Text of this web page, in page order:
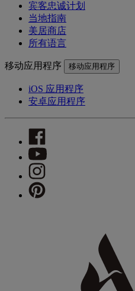
宾客忠诚计划
当地指南
美居商店
所有语言
移动应用程序 移动应用程序
iOS 应用程序
安卓应用程序